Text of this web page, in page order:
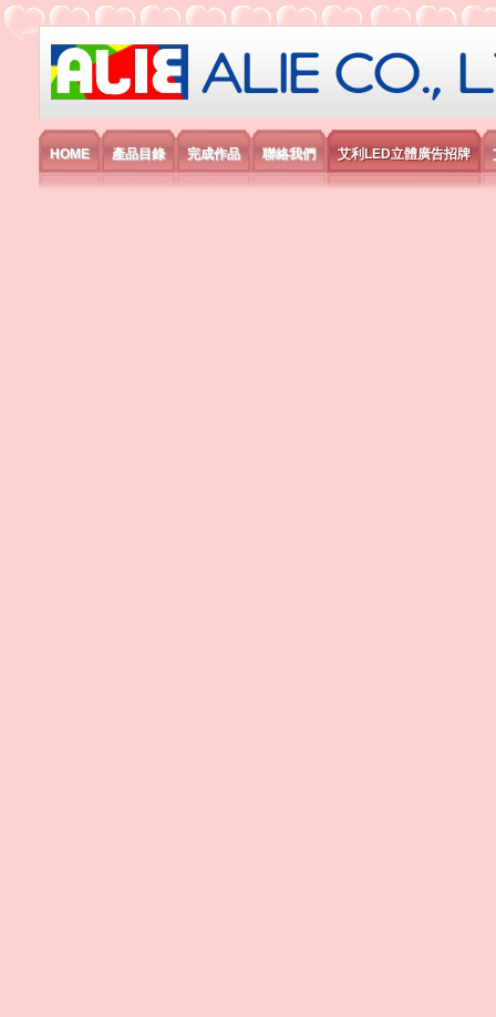
艾利國際電子有限公司
HOME 產品目錄 完成作品 聯絡我們 艾利LED立體廣告招牌